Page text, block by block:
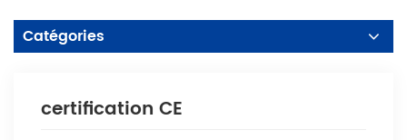
Catégories
certification CE